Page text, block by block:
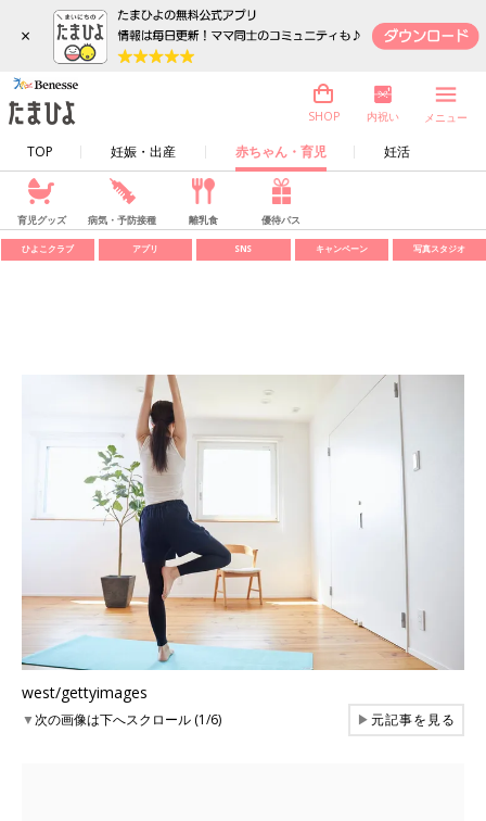
×
TOP 妊娠・出産 赤ちゃん・育児 妊活
SHOP 内祝い メニュー
育児グッズ 病気・予防接種 離乳食 優待パス
ひよこクラブ アプリ SNS キャンペーン 写真スタジオ
west/gettyimages
▼次の画像は下へスクロール (1/6) ▶元記事を見る